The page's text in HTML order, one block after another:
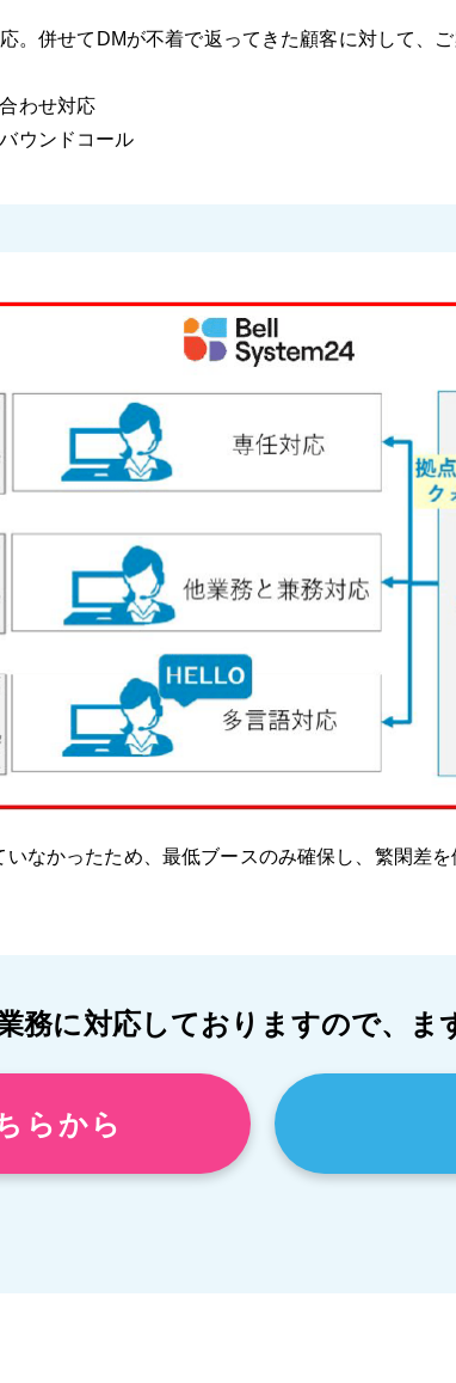
。併せてDMが不着で返ってきた顧客に対して、
わせ対応
ウンドコール
なかったため、最低ブースのみ確保し、繁閑差
務に対応しておりますので、ま
らから